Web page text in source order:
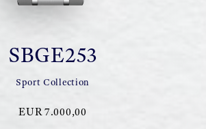
SBGE253
Sport Collection
EUR 7.000,00